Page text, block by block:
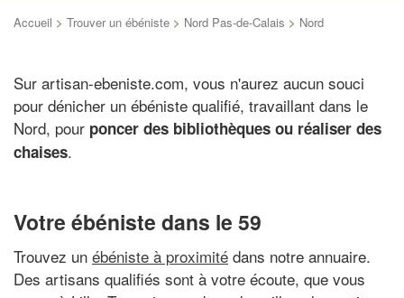
Accueil > Trouver un ébéniste > Nord Pas-de-Calais > Nord
Sur artisan-ebeniste.com, vous n'aurez aucun souci
pour dénicher un ébéniste qualifié, travaillant dans le
Nord, pour poncer des bibliothèques ou réaliser des
chaises.
Votre ébéniste dans le 59
Trouvez un ébéniste à proximité dans notre annuaire.
Des artisans qualifiés sont à votre écoute, que vous